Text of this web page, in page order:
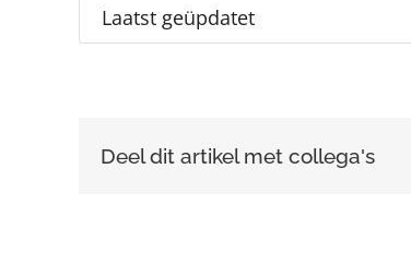
Laatst geüpdatet
Deel dit artikel met collega's